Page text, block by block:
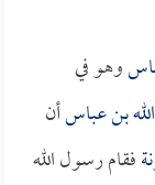
وهو في
بن عباسأن
فقام رسول الله